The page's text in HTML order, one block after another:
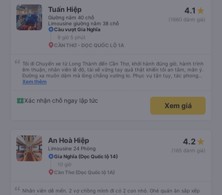
Tuấn Hiệp
Giường nằm 40 chỗ
Limousine giường nằm 38 chỗ
4.1
(1660 đánh giá)
Cầu vượt Gia Nghĩa
9 giờ 5 phút
CẦN THƠ - DỌC QUỐC LỘ 1A
Tôi đi Chuyến xe từ Long Thành đến Cần Thơ, khởi hành đúng giờ, hành trình
êm thuận, nhân viên lễ độ, tài xế vững tay quả thật khiến tôi an tâm, mãn ý.
Đường xa muôn dặm mà lòng chẳng vướng lo. Phục vụ tận tụy, tác phong
nghiêm cẩn, hiếm thấy giữa thời buổi kim tiền vội vã. Xã hội loạn đạo. Xin gửi
Xem thêm
Xác nhận chỗ ngay lập tức
Xem giá
An Hoà Hiệp
Limousine 24 Phòng
4.2
(165 đánh giá)
Gia Nghĩa (Dọc Quốc lộ 14)
10 giờ
Cần Thơ (Dọc Quốc lộ 1A)
Nhân viên dễ mến. 2 vợ chồng mình đi có 2 con nhỏ. Ghé quán ăn sắp xếp